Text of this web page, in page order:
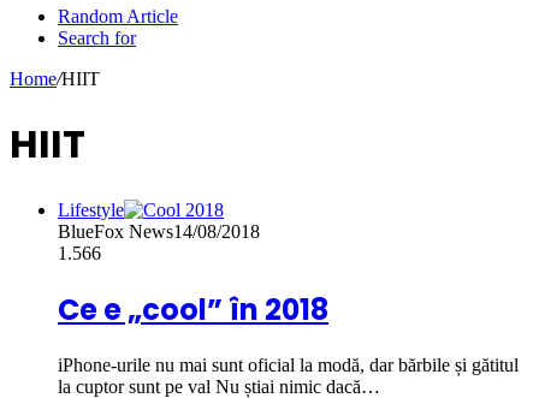
Random Article
Search for
Home/HIIT
HIIT
Lifestyle
BlueFox News14/08/2018
1.566
Ce e „cool” în 2018
iPhone-urile nu mai sunt oficial la modă, dar bărbile și gătitul
la cuptor sunt pe val Nu știai nimic dacă…